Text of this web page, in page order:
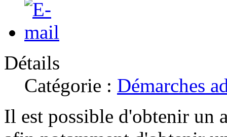
Détails
Catégorie : Démarches
Il est possible d'obtenir un